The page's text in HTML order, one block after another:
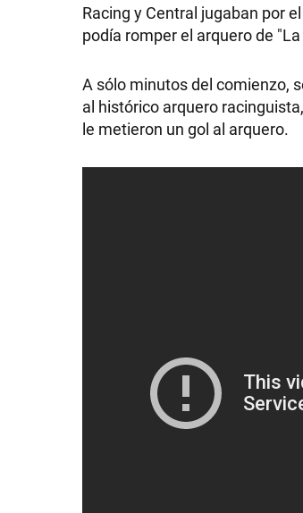
Racing y Central jugaban por
podía romper el arquero de
A sólo minutos del comienzo,
al histórico arquero racinguista,
le metieron un gol al arquero.